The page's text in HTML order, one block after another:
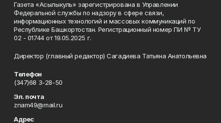
Газета «Асылыкуль» зарегистрирована в Управлении
Федеральной службы по надзору в сфере связи,
информационных технологий и массовых коммуникаций по
Республике Башкортостан. Регистрационный номер ПИ № ТУ
02 - 01744 от 19.05.2025 г.
Директор (главный редактор) Сагадиева Татьяна Анатольевна
Телефон
(347)68 3-28-50
Эл. почта
znam49@mail.ru
Адрес